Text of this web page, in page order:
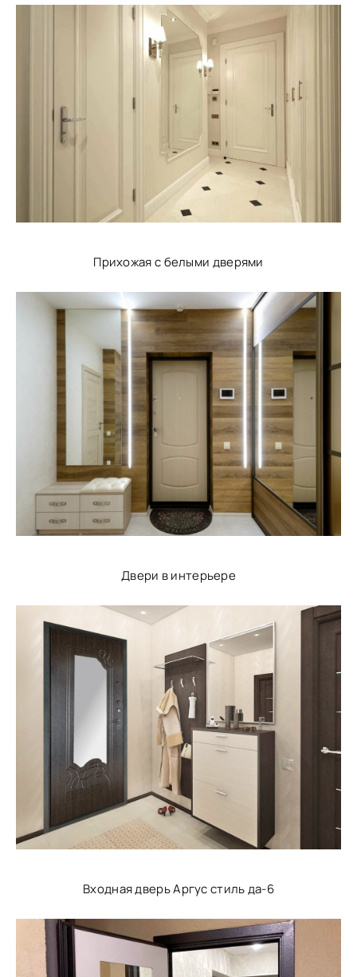
Прихожая с белыми дверями
Двери в интерьере
Входная дверь Аргус стиль да-6